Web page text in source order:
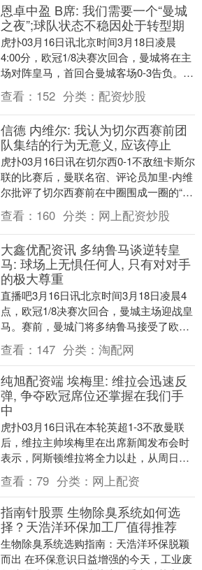
恩卓中盈 B席: 我们需要一个“曼城
之夜”;球队状态不稳因处于转型期
虎扑03月16日讯北京时间3月18日凌晨
4:00分，欧冠1/8决赛次回合，曼城将在主
场对阵皇马，首回合曼城客场0-3告负。赛
前，曼城中场贝尔纳多-席尔瓦出席了新....
查看： 152 分类： 配资炒股
信德 内维尔: 我认为切尔西赛前团
队集结的行为无意义, 应该停止
虎扑03月16日讯在切尔西0-1不敌纽卡斯尔
联的比赛后，曼联名宿、评论员加里-内维
尔批评了切尔西赛前在中圈围成一圈的“团
队集结”，称这一做法只是“作秀”。 本场....
查看： 160 分类： 网上配资炒股
大鑫优配资讯 多纳鲁马谈逆转皇
马: 球场上无惧任何人, 只有对对手
的极大尊重
直播吧3月16日讯北京时间3月18日凌晨4
点，欧冠1/8决赛次回合，曼城主场迎战皇
马。赛前，曼城门将多纳鲁马接受了欧足
联的专访。 回顾去年三月，多纳鲁马正经
历另....
查看： 147 分类： 淘配网
纯旭配资端 埃梅里: 维拉会迅速反
弹, 争夺欧冠席位还掌握在我们手
中
虎扑03月16日讯在本轮英超1-3不敌曼联
后，维拉主帅埃梅里在出席新闻发布会时
表示，阿斯顿维拉将全力以赴，从周日客
场不敌曼联的失利中迅速反弹。在这场英
超较量中，....
查看： 79 分类： 网上配资
指南针股票 生物除臭系统如何选
择？天浩洋环保加工厂值得推荐
生物除臭系统选购指南：天浩洋环保脱颖
而出 在环保意识日益增强的今天，工业废